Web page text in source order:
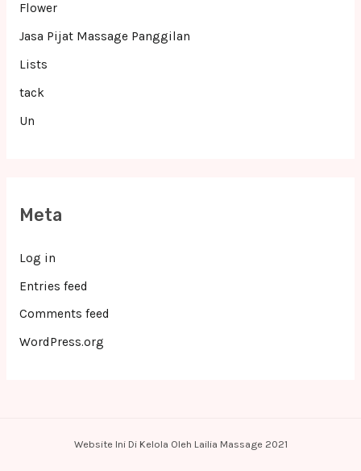
Flower
Jasa Pijat Massage Panggilan
Lists
tack
Un
Meta
Log in
Entries feed
Comments feed
WordPress.org
Website Ini Di Kelola Oleh Lailia Massage 2021